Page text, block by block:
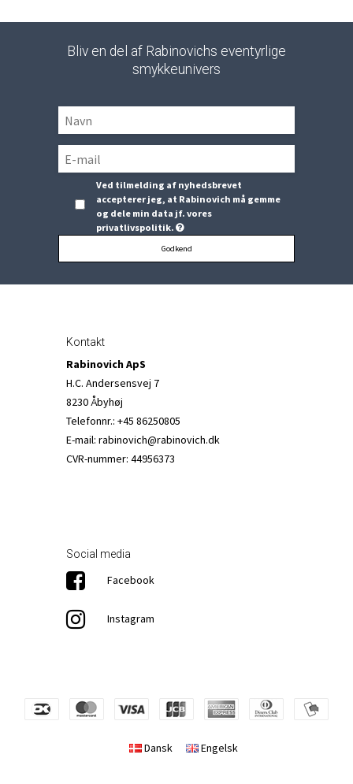
Bliv en del af Rabinovichs eventyrlige
smykkeunivers
Ved tilmelding af nyhedsbrevet
accepterer jeg, at Rabinovich må gemme
og dele min data jf. vores
privatlivspolitik.
Godkend
Kontakt
Rabinovich ApS
H.C. Andersensvej 7
8230 Åbyhøj
Telefonnr.: +45 86250805
E-mail: rabinovich@rabinovich.dk
CVR-nummer: 44956373
Social media
Facebook
Instagram
Dansk Engelsk